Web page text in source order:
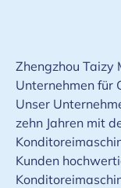
Zhengzhou Taizy
Unternehmen für
Unser
zehn Jahren mit
Kunden